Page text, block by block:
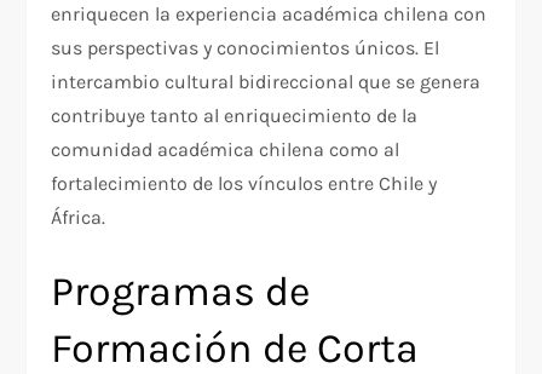
enriquecen la experiencia académica chilena con
sus perspectivas y conocimientos únicos. El
intercambio cultural bidireccional que se genera
contribuye tanto al enriquecimiento de la
comunidad académica chilena como al
fortalecimiento de los vínculos entre Chile y
África.
Programas de
Formación de Corta